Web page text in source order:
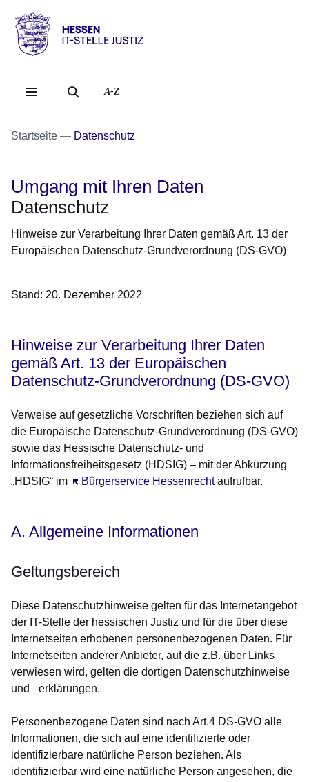
Hessen
IT-
A-Z
Startseite Datenschutz
Umgang mit Ihren Daten
Datenschutz
Hinweise zur Verarbeitung Ihrer Daten gemäß Art. 13 der
Europäischen Datenschutz-Grundverordnung (DS-GVO)
Stand: 20. Dezember 2022
Hinweise zur Verarbeitung Ihrer Daten
gemäß Art. 13 der Europäischen
Datenschutz-Grundverordnung (DS-GVO)
Verweise auf gesetzliche Vorschriften beziehen sich auf
die Europäische Datenschutz-Grundverordnung (DS-GVO)
sowie das Hessische Datenschutz- und
Informationsfreiheitsgesetz (HDSIG) – mit der Abkürzung
„HDSIG“ im
Bürgerservice Hessenrecht
Öffnet sich in einem neuen Fenster
aufrufbar.
A. Allgemeine Informationen
Geltungsbereich
Diese Datenschutzhinweise gelten für das Internetangebot
der IT-Stelle der hessischen Justiz und für die über diese
Internetseiten erhobenen personenbezogenen Daten. Für
Internetseiten anderer Anbieter, auf die z.B. über Links
verwiesen wird, gelten die dortigen Datenschutzhinweise
und –erklärungen.
Personenbezogene Daten sind nach Art.4 DS-GVO alle
Informationen, die sich auf eine identifizierte oder
identifizierbare natürliche Person beziehen. Als
identifizierbar wird eine natürliche Person angesehen, die